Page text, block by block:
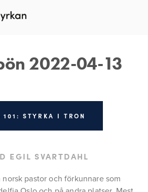
2022-04-13
101: STYRKA I TRON
EGIL SVARTDAHL
pastor och förkunnare som